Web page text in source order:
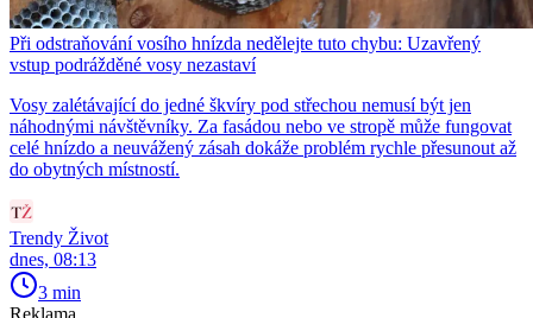
Při odstraňování vosího hnízda nedělejte tuto chybu: Uzavřený
vstup podrážděné vosy nezastaví
Vosy zalétávající do jedné škvíry pod střechou nemusí být jen
náhodnými návštěvníky. Za fasádou nebo ve stropě může fungovat
celé hnízdo a neuvážený zásah dokáže problém rychle přesunout až
do obytných místností.
Trendy Život
dnes, 08:13
3 min